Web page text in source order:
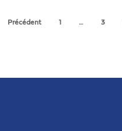
Précédent 1 … 3